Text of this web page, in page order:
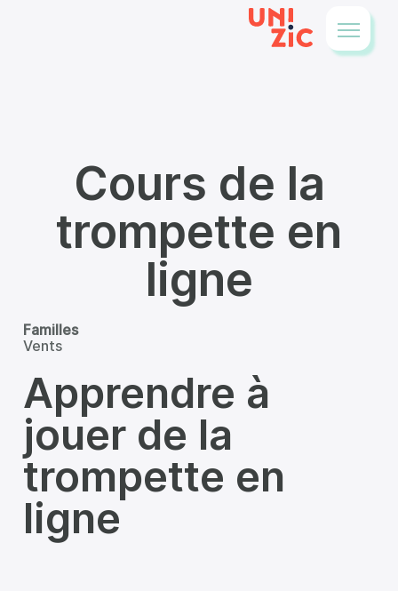
Cours de la
trompette en
ligne
Familles
Vents
Apprendre à
jouer de la
trompette en
ligne